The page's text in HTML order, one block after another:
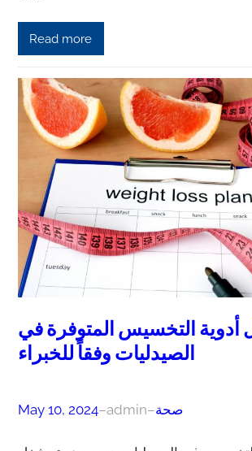
Read more
أدوية التخسيس المتوفرة في
الصيدليات وفقاً للخبراء
May 10, 2024–admin–صحة